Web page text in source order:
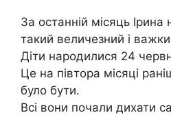
За останній місяць Ірина
такий величезний і
Діти народилися 24
Це на півтора місяці
було бути.
Всі вони почали дихати